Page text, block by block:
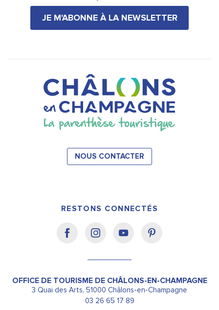
JE M'ABONNE À LA NEWSLETTER
NOUS CONTACTER
RESTONS CONNECTÉS
OFFICE DE TOURISME DE CHÂLONS-EN-CHAMPAGNE
3 Quai des Arts, 51000 Châlons-en-Champagne
03 26 65 17 89